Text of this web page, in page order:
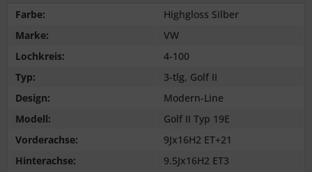
Farbe:
Highgloss Silber
Marke:
VW
Lochkreis:
4-100
Typ:
3-tlg, Golf II
Design:
Modern-Line
Modell:
Golf II Typ 19E
Vorderachse:
9Jx16H2 ET+21
Hinterachse:
9.5Jx16H2 ET3